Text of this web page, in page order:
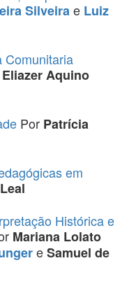
Silveirae Luiz
Comunitaria
Aquino
Por Patrícia
em
Histórica e
Mariana Lolato
eSamuel de